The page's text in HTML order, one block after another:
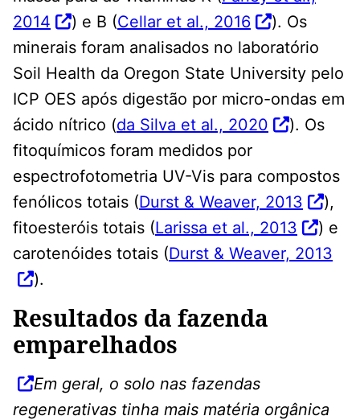
2014
) e B (Cellar et al., 2016
). Os
minerais foram analisados ​​no laboratório
Soil Health da Oregon State University pelo
ICP OES após digestão por micro-ondas em
ácido nítrico (da Silva et al., 2020
). Os
fitoquímicos foram medidos por
espectrofotometria UV-Vis para compostos
fenólicos totais (Durst & Weaver, 2013
),
fitoesteróis totais (Larissa et al., 2013
) e
carotenóides totais (Durst & Weaver, 2013
).
Resultados da fazenda
emparelhados
Em geral, o solo nas fazendas
regenerativas tinha mais matéria orgânica